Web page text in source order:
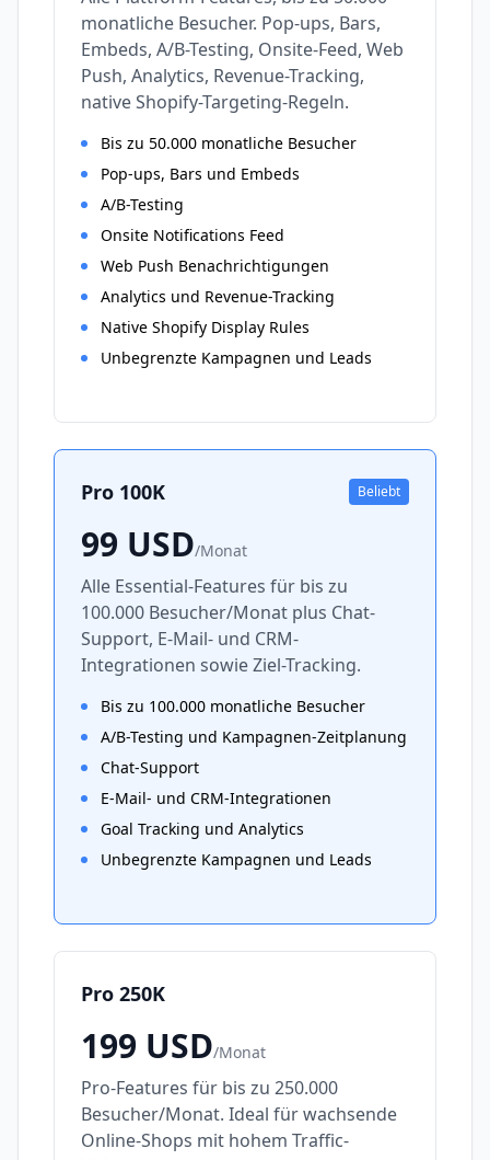
monatliche Besucher. Pop-ups, Bars,
Embeds, A/B-Testing, Onsite-Feed, Web
Push, Analytics, Revenue-Tracking,
native Shopify-Targeting-Regeln.
Bis zu 50.000 monatliche Besucher
Pop-ups, Bars und Embeds
A/B-Testing
Onsite Notifications Feed
Web Push Benachrichtigungen
Analytics und Revenue-Tracking
Native Shopify Display Rules
Unbegrenzte Kampagnen und Leads
Pro 100K Beliebt
99 USD/Monat
Alle Essential-Features für bis zu
100.000 Besucher/Monat plus Chat-
Support, E-Mail- und CRM-
Integrationen sowie Ziel-Tracking.
Bis zu 100.000 monatliche Besucher
A/B-Testing und Kampagnen-Zeitplanung
Chat-Support
E-Mail- und CRM-Integrationen
Goal Tracking und Analytics
Unbegrenzte Kampagnen und Leads
Pro 250K
199 USD/Monat
Pro-Features für bis zu 250.000
Besucher/Monat. Ideal für wachsende
Online-Shops mit hohem Traffic-